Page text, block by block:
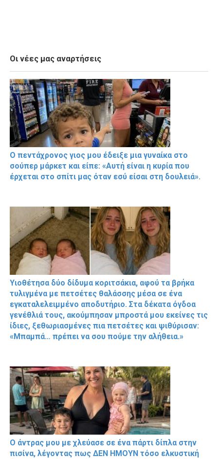
Οι νέες μας αναρτήσεις
Ο πεντάχρονος γιος μου έδειξε μια γυναίκα στο
σούπερ μάρκετ και είπε: «Αυτή είναι η κυρία που
έρχεται στο σπίτι μας όταν εσύ είσαι στη δουλειά».
Υιοθέτησα δύο δίδυμα κοριτσάκια, αφού τα βρήκα
τυλιγμένα με πετσέτες θαλάσσης μέσα σε ένα
εγκαταλελειμμένο αποδυτήριο. Στα δέκατα όγδοα
γενέθλιά τους, ακούμπησαν μπροστά μου εκείνες τις
ίδιες, ξεθωριασμένες πια πετσέτες και ψιθύρισαν:
«Μπαμπά… πρέπει να σου πούμε την αλήθεια.»
Ο άντρας μου με χλεύασε σε ένα πάρτι δίπλα στην
πισίνα, λέγοντας πως ΔΕΝ ΗΜΟΥΝ τόσο ελκυστική